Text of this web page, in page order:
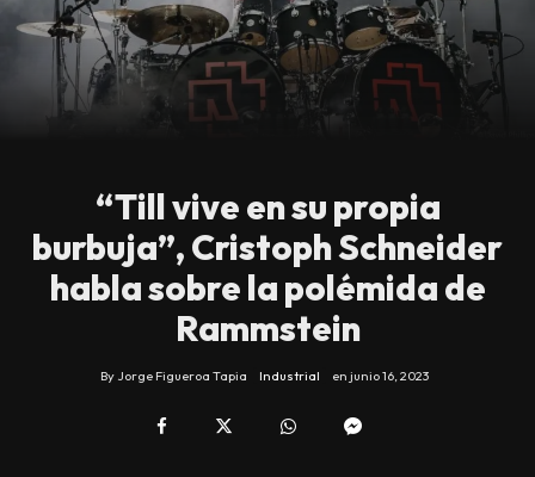
“Till vive en su propia
burbuja”, Cristoph Schneider
habla sobre la polémida de
Rammstein
By Jorge Figueroa Tapia Industrial en junio 16, 2023